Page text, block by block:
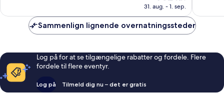
1.003
anmeldelser
er
952 kr.
31. aug. - 1. sep.
142
Sammenlign lignende overnatningssteder
Log på for at se tilgængelige rabatter og fordele. Flere
fordele til flere eventyr.
Log på Tilmeld dig nu – det er gratis